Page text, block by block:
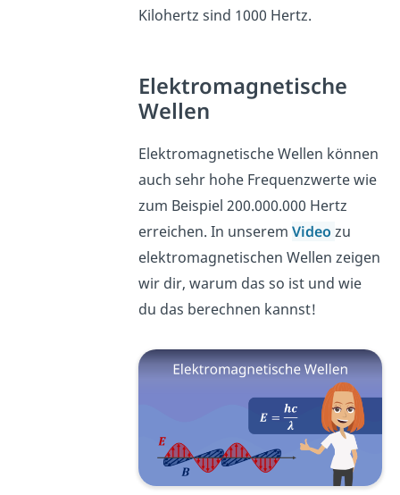
Kilohertz sind 1000 Hertz.
Elektromagnetische
Wellen
Elektromagnetische Wellen können
auch sehr hohe Frequenzwerte wie
zum Beispiel 200.000.000 Hertz
erreichen. In unseremVideozu
elektromagnetischen Wellen zeigen
wir dir, warum das so ist und wie
du das berechnen kannst!